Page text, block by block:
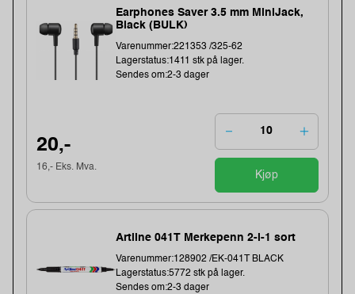
Earphones Saver 3.5 mm MiniJack,
Black (BULK)
Varenummer:221353 /325-62
Lagerstatus:1411 stk på lager.
Sendes om:2-3 dager
20,-
16,- Eks. Mva.
Kjøp
Artline 041T Merkepenn 2-i-1 sort
Varenummer:128902 /EK-041T BLACK
Lagerstatus:5772 stk på lager.
Sendes om:2-3 dager